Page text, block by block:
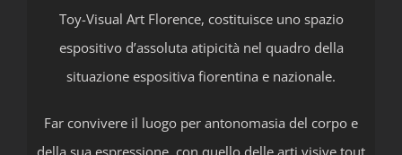
Toy-Visual Art Florence, costituisce uno spazio
espositivo d’assoluta atipicità nel quadro della
situazione espositiva fiorentina e nazionale.
Far convivere il luogo per antonomasia del corpo e
della sua espressione, con quello delle arti visive tout